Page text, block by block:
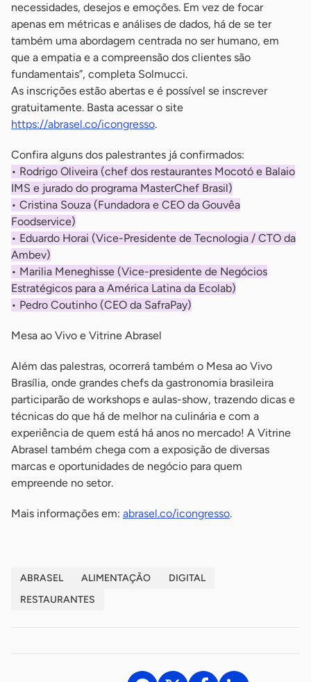
necessidades, desejos e emoções. Em vez de focar
apenas em métricas e análises de dados, há de se ter
também uma abordagem centrada no ser humano, em
que a empatia e a compreensão dos clientes são
fundamentais”, completa Solmucci.
As inscrições estão abertas e é possível se inscrever
gratuitamente. Basta acessar o site
https://abrasel.co/icongresso.
Confira alguns dos palestrantes já confirmados:
• Rodrigo Oliveira (chef dos restaurantes Mocotó e Balaio
IMS e jurado do programa MasterChef Brasil)
• Cristina Souza (Fundadora e CEO da Gouvêa
Foodservice)
• Eduardo Horai (Vice-Presidente de Tecnologia / CTO da
Ambev)
• Marilia Meneghisse (Vice-presidente de Negócios
Estratégicos para a América Latina da Ecolab)
• Pedro Coutinho (CEO da SafraPay)
Mesa ao Vivo e Vitrine Abrasel
Além das palestras, ocorrerá também o Mesa ao Vivo
Brasília, onde grandes chefs da gastronomia brasileira
participarão de workshops e aulas-show, trazendo dicas e
técnicas do que há de melhor na culinária e com a
experiência de quem está há anos no mercado! A Vitrine
Abrasel também chega com a exposição de diversas
marcas e oportunidades de negócio para quem
empreende no setor.
Mais informações em: abrasel.co/icongresso.
ABRASEL ALIMENTAÇÃO
DIGITAL
RESTAURANTES